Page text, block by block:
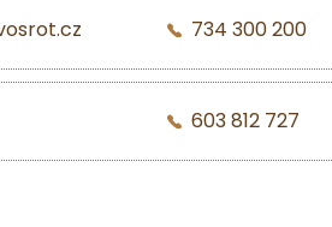
734 300 200
603 812 727